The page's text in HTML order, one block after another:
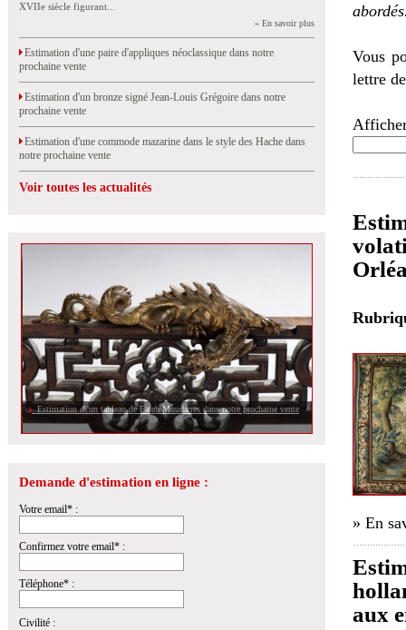
XVIIe siècle figurant...
» En savoir plus
Estimation d'une paire d'appliques néoclassique dans notre
prochaine vente
Estimation d'un bronze signé Jean-Louis Grégoire dans notre
prochaine vente
Estimation d'une commode mazarine dans le style des Hache dans
notre prochaine vente
Voir toutes les actualités
Estimation d\'un tableau de Fateh Moudarres dans notre prochaine vente
Demande d'estimation en ligne :
Votre email* :
Confirmez votre email* :
Téléphone* :
Civilité :
Vous
lettre
» En
aux